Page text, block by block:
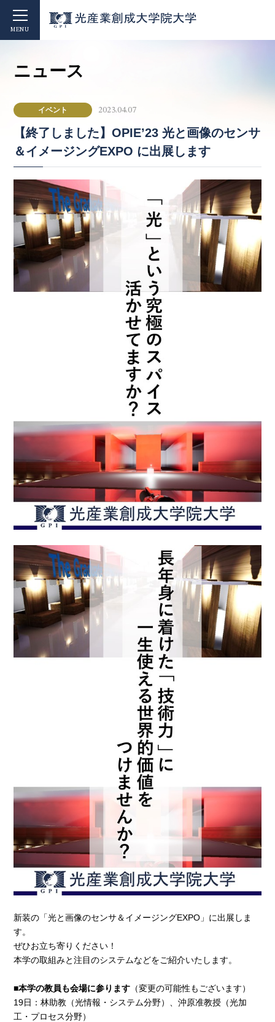
MENU
ニュース
イベント 2023.04.07
【終了しました】OPIE’23 光と画像のセンサ
＆イメージングEXPO に出展します
新装の「光と画像のセンサ＆イメージングEXPO」に出展しま
す。
ぜひお立ち寄りください！
本学の取組みと注目のシステムなどをご紹介いたします。
■本学の教員も会場に参ります （変更の可能性もございます）
19日：林助教（光情報・システム分野）、沖原准教授（光加
工・プロセス分野）